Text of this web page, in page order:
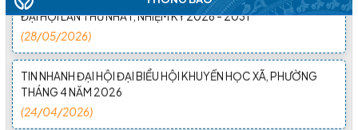
(28/05/2026)
TIN NHANH ĐẠI HỘI ĐẠI BIỂU HỘI KHUYẾN HỌC XÃ, PHƯỜNG
THÁNG 4 NĂM 2026
(24/04/2026)